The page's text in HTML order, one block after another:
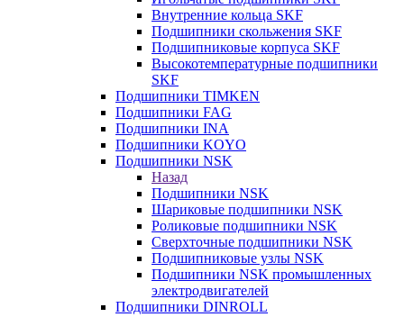
Внутренние кольца SKF
Подшипники скольжения SKF
Подшипниковые корпуса SKF
Высокотемпературные подшипники
SKF
Подшипники TIMKEN
Подшипники FAG
Подшипники INA
Подшипники KOYO
Подшипники NSK
Назад
Подшипники NSK
Шариковые подшипники NSK
Роликовые подшипники NSK
Сверхточные подшипники NSK
Подшипниковые узлы NSK
Подшипники NSK промышленных
электродвигателей
Подшипники DINROLL